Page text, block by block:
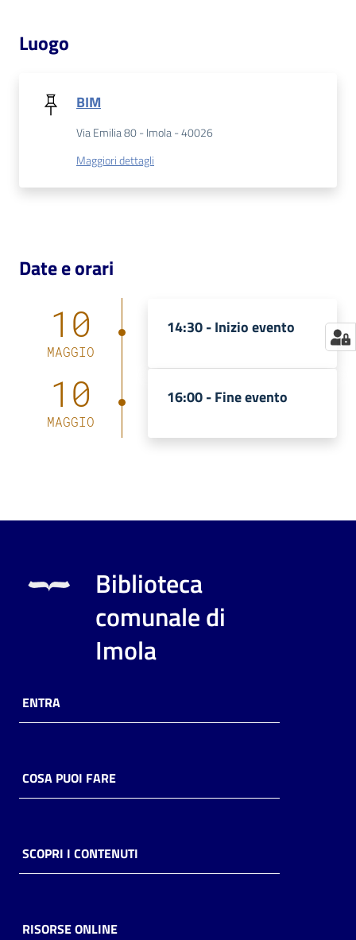
Catalogo
on line
Eventi
bibliotecario
Luogo
BIM
Via Emilia 80 - Imola - 40026
Maggiori dettagli
Date e orari
10
MAGGIO
14:30 -Inizio evento
10
MAGGIO
16:00 -Fine evento
Biblioteca
comunale di
Imola
ENTRA
COSA PUOI FARE
SCOPRI I CONTENUTI
RISORSE ONLINE